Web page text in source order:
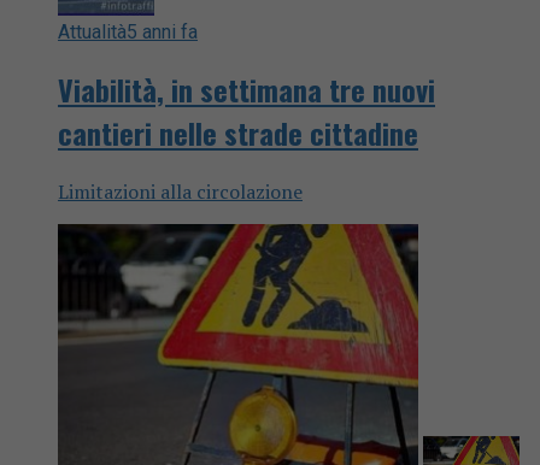
Attualità5 anni fa
Viabilità, in settimana tre nuovi
cantieri nelle strade cittadine
Limitazioni alla circolazione